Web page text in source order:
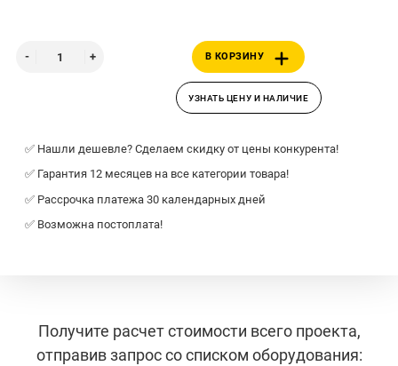
В КОРЗИНУ
УЗНАТЬ ЦЕНУ И НАЛИЧИЕ
✅ Нашли дешевле? Сделаем скидку от цены конкурента!
✅ Гарантия 12 месяцев на все категории товара!
✅ Рассрочка платежа 30 календарных дней
✅ Возможна постоплата!
Получите расчет стоимости всего проекта,
отправив запрос со списком оборудования: